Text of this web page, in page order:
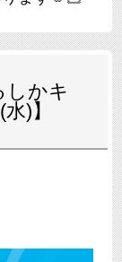
しかキ
)】